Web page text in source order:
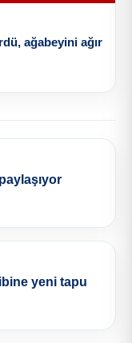
ağabeyini ağır
yeni tapu